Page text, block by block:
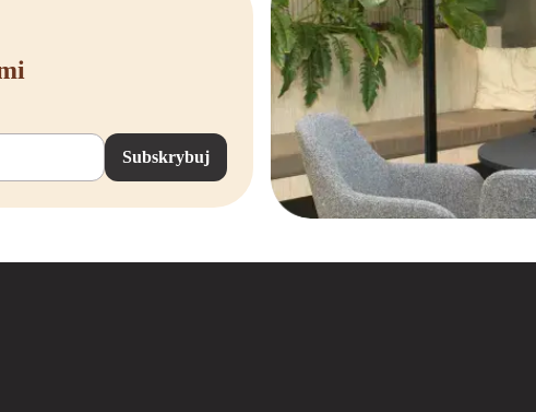
Duo Back is een veelgekozen model. Wat deze stoel uniek maakt, is de
voor je rug en zorgt tegelijkertijd voor meer bewegingsvrijheid en dynamisch
bij Offeco ben je verzekerd van originele Rohde & Grahl kwaliteit met een focus
bureaustoel kopen bij Offeco
& Grahl bureaustoel gevonden? Dan ben je bij Offeco aan het juiste adres om
scherpe prijzen en zorgen ervoor dat je bureaustoel snel en zorgvuldig bij je wordt
een ergonomische upgrade zoekt of als organisatie meerdere werkplekken wilt
Subskrybuj